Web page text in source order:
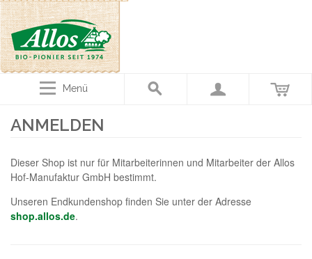
Menü
ANMELDEN
Dieser Shop ist nur für Mitarbeiterinnen und Mitarbeiter der Allos
Hof-Manufaktur GmbH bestimmt.
Unseren Endkundenshop finden Sie unter der Adresse
shop.allos.de.